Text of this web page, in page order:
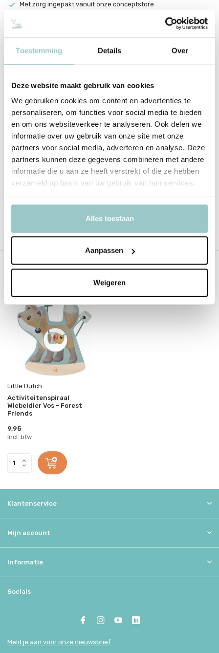
Toestemming Details Over
Deze website maakt gebruik van cookies
We gebruiken cookies om content en advertenties te
personaliseren, om functies voor social media te bieden
en om ons websiteverkeer te analyseren. Ook delen we
informatie over uw gebruik van onze site met onze
partners voor social media, adverteren en analyse. Deze
partners kunnen deze gegevens combineren met andere
informatie die u aan ze heeft verstrekt of die ze hebben
verzameld op basis van uw gebruik van hun services.
Alles toestaan
Aanpassen
Weigeren
Met zorg ingepakt vanuit onze conceptstore
Productomschrijving
- Forest Friends
Productspecificaties
SKU LD7234
Tags
Babyspeelgoed Vos
Recent bekeken
Little Dutch
Activiteitenspiraal
Wiebeldier Vos - Forest
Friends
9,95
Incl. btw
Klantenservice
Mijn account
Informatie
Socials
Meld je aan voor onze nieuwsbrief